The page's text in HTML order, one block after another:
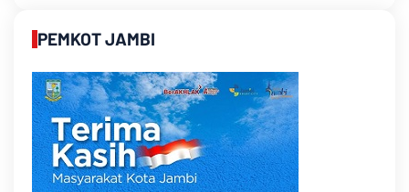
PEMKOT JAMBI